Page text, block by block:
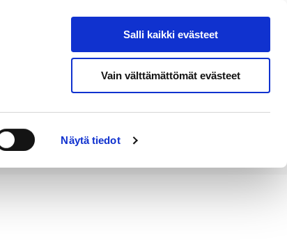
Näytä tiedot
Salli kaikki evästeet
Vain välttämättömät evästeet
Hae sivustolta